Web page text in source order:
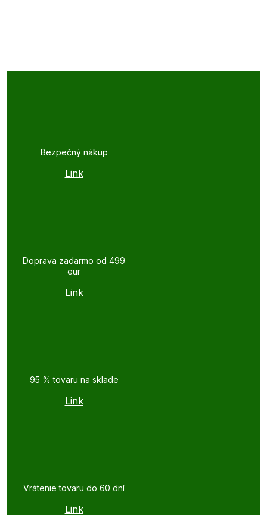
Bezpečný nákup
Link
Doprava zadarmo od 499
eur
Link
95 % tovaru na sklade
Link
Vrátenie tovaru do 60 dní
Link